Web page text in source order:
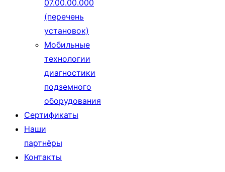
07.00.00.000
(перечень
установок)
Мобильные
технологии
диагностики
подземного
оборудования
Сертификаты
Наши
партнёры
Контакты